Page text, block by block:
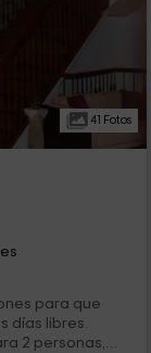
41 Fotos
para que
días libres.
2 personas,